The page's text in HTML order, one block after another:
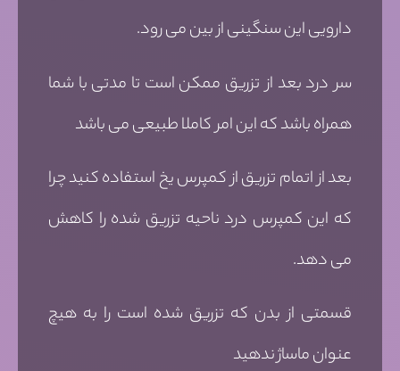
دارویی این سنگینی از بین می رود.
سر درد بعد از تزریق ممکن است تا مدتی با شما
همراه باشد که این امر کاملا طبیعی می باشد
بعد از اتمام تزریق از کمپرس یخ استفاده کنید چرا
که این کمپرس درد ناحیه تزریق شده را کاهش
می دهد.
قسمتی از بدن که تزریق شده است را به هیچ
عنوان ماساژ ندهید